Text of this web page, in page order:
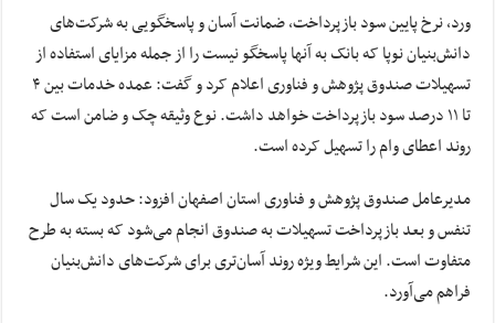
ورد، نرخ پایین سود بازپرداخت، ضمانت آسان و پاسخگویی به شرکت‌های
دانش‌بنیان نوپا که بانک به آنها پاسخگو نیست را از جمله مزایای استفاده از
تسهیلات صندوق پژوهش و فناوری اعلام کرد و گفت: عمده خدمات بین ۴
تا ۱۱ درصد سود بازپرداخت خواهد داشت. نوع وثیقه چک و ضامن است که
روند اعطای وام را تسهیل کرده است.
مدیرعامل صندوق پژوهش و فناوری استان اصفهان افزود: حدود یک سال
تنفس و بعد بازپرداخت تسهیلات به صندوق انجام می‌شود که بسته به طرح
متفاوت است. این شرایط ویژه روند آسان‌تری برای شرکت‌های دانش‌بنیان
فراهم می‌آورد.